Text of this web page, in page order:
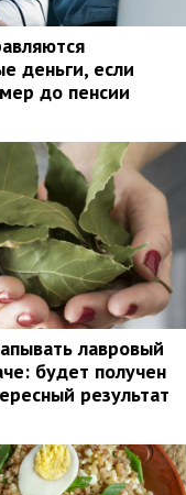
деньги, если
до пенсии
лавровый
будет получен
результат